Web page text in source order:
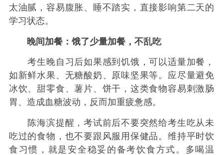
太油腻，容易腹胀、睡不踏实，直接影响第二天的
学习状态。
晚间加餐：饿了少量加餐，不乱吃
考生晚自习后如果感到饥饿，可以适量加餐，
如新鲜水果、无糖酸奶、原味坚果等。应尽量避免
冰饮、甜零食、薯片、饼干，这类食物容易刺激肠
胃、造成血糖波动，反而加重疲惫感。
陈海滨提醒，考试前后不要突然给考生吃从未
吃过的食物，也不要跟风服用保健品。维持平时饮
食习惯，就是安全稳妥的备考饮食方式。多喝温